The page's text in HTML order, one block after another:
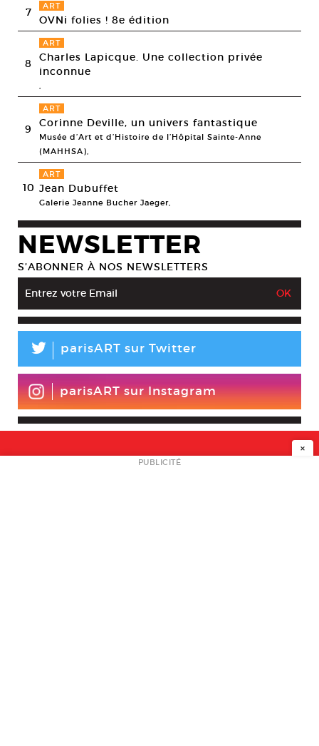
7 ART
OVNi folies ! 8e édition
8
ART
Charles Lapicque. Une collection privée
inconnue
,
9
ART
Corinne Deville, un univers fantastique
Musée d’Art et d’Histoire de l’Hôpital Sainte-Anne
(MAHHSA),
10
ART
Jean Dubuffet
Galerie Jeanne Bucher Jaeger,
NEWSLETTER
S’ABONNER À NOS NEWSLETTERS
L parisART sur Twitter
parisART sur Instagram
NEWSLETTER
×
PUBLICITÉ